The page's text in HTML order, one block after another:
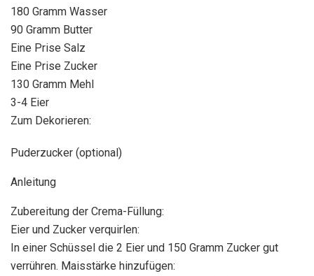
180 Gramm Wasser
90 Gramm Butter
Eine Prise Salz
Eine Prise Zucker
130 Gramm Mehl
3-4 Eier
Zum Dekorieren:
Puderzucker (optional)
Anleitung
Zubereitung der Crema-Füllung:
Eier und Zucker verquirlen:
In einer Schüssel die 2 Eier und 150 Gramm Zucker gut
verrühren. Maisstärke hinzufügen: